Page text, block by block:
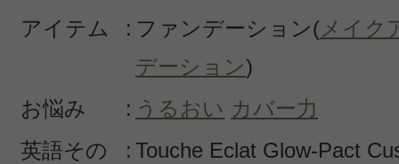
アイテム
: ファンデーション(メイク
デーション)
お悩み
: うるおい カバー力
英語その
: Touche Eclat Glow-Pact